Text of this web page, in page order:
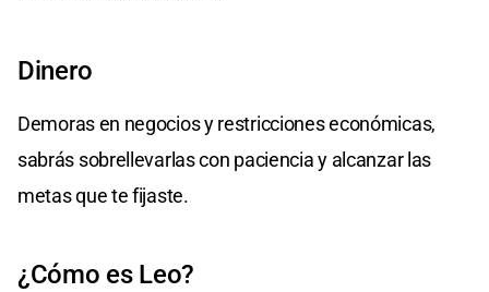
Dinero
Demoras en negocios y restricciones económicas,
sabrás sobrellevarlas con paciencia y alcanzar las
metas que te fijaste.
¿Cómo es Leo?